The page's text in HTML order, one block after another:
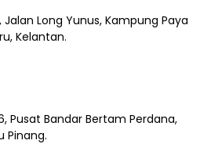
Jalan Long Yunus, Kampung Paya
Kelantan.
Pusat Bandar Bertam Perdana,
Pinang.